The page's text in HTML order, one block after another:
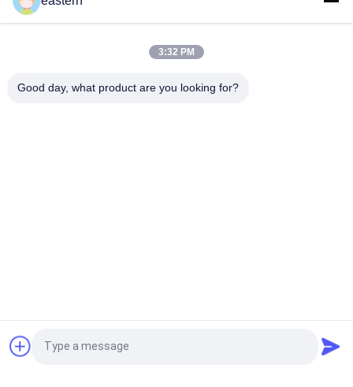
etiketten
tren-acetaatflacon Flaconlabels met volledige set paer-
Laser PET 10 ml test Enanthate glazen flaconlabels
Farmaceutische
Verpakkende DoosVraag een offerte aan
3:32 PM
Good day, what product are you looking for?